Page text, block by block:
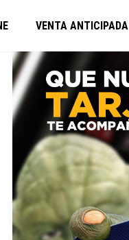
VENTA ANTICIPADA